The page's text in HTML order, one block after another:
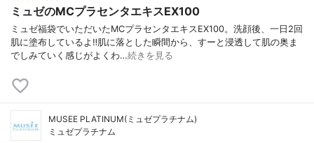
ミュゼのMCプラセンタエキスEX100
ミュゼ福袋でいただいたMCプラセンタエキスEX100。洗顔後、一日2回
肌に塗布しているよ‼︎肌に落とした瞬間から、すーと浸透して肌の奥ま
でしみていく感じがよくわ…続きを見る
MUSEE PLATINUM(ミュゼプラチナム)
ミュゼプラチナム